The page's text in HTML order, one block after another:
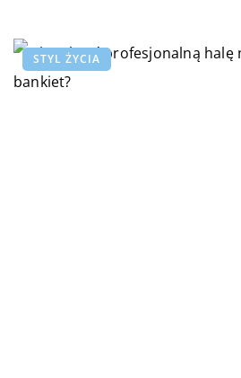
STYL ŻYCIA